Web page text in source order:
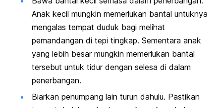
Anak kecil mungkin memerlukan bantal untuknya
mengalas tempat duduk bagi melihat
pemandangan di tepi tingkap. Sementara anak
yang lebih besar mungkin memerlukan bantal
tersebut untuk tidur dengan selesa di dalam
penerbangan.
Biarkan penumpang lain turun dahulu. Pastikan